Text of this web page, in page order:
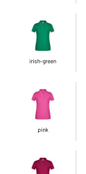
irish-green
pink